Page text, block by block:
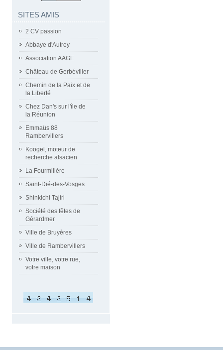
SITES AMIS
2 CV passion
Abbaye d'Autrey
Association AAGE
Château de Gerbéviller
Chemin de la Paix et de
la Liberté
Chez Dan's sur l'île de
la Réunion
Emmaüs 88
Rambervillers
Koogel, moteur de
recherche alsacien
La Fourmilière
Saint-Dié-des-Vosges
Shinkichi Tajiri
Société des fêtes de
Gérardmer
Ville de Bruyères
Ville de Rambervillers
Votre ville, votre rue,
votre maison